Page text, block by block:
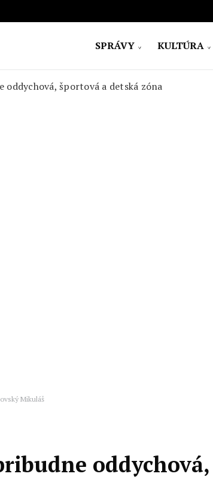
SPRÁVY KULTÚRA
športová a detská zóna
Mikuláš
oddychová,